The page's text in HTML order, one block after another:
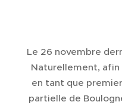
Le 26 novembre
Naturellement,
en tant que
partielle de